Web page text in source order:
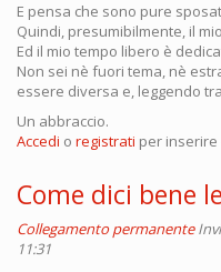
E pensa che sono pure
Quindi, presumibilmente, il
Ed il mio tempo libero è
Non sei nè fuori tema, nè
essere diversa e, leggendo
Un abbraccio.
Accedi o registrati per inserire
Come dici bene
Collegamento permanente
11:31